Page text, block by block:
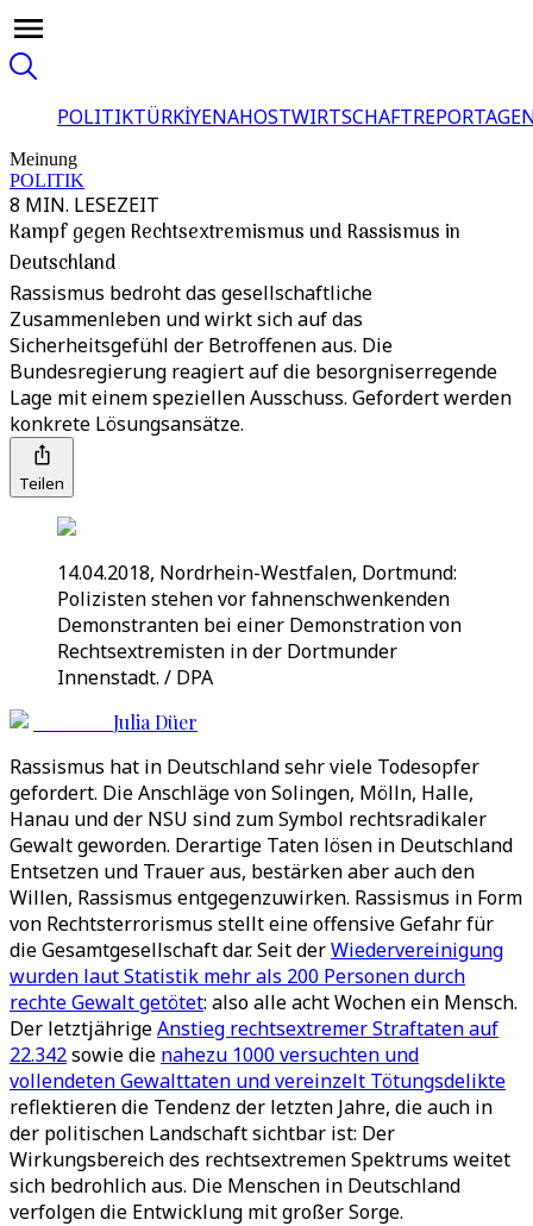
POLITIKTÜRKİYENAHOSTWIRTSCHAFT
Meinung
POLITIK
8 MIN. LESEZEIT
Kampf gegen Rechtsextremismus und Rassismus in
Deutschland
Rassismus bedroht das gesellschaftliche
Zusammenleben und wirkt sich auf das
Sicherheitsgefühl der Betroffenen aus. Die
Bundesregierung reagiert auf die besorgniserregende
Lage mit einem speziellen Ausschuss. Gefordert werden
konkrete Lösungsansätze.
Teilen
14.04.2018, Nordrhein-Westfalen, Dortmund:
Polizisten stehen vor fahnenschwenkenden
Demonstranten bei einer Demonstration von
Rechtsextremisten in der Dortmunder
Innenstadt. / DPA
Julia Düer
Rassismus hat in Deutschland sehr viele Todesopfer
gefordert. Die Anschläge von Solingen, Mölln, Halle,
Hanau und der NSU sind zum Symbol rechtsradikaler
Gewalt geworden. Derartige Taten lösen in Deutschland
Entsetzen und Trauer aus, bestärken aber auch den
Willen, Rassismus entgegenzuwirken. Rassismus in Form
von Rechtsterrorismus stellt eine offensive Gefahr für
die Gesamtgesellschaft dar. Seit derWiedervereinigung
wurden laut Statistik mehr als 200 Personen durch
rechte Gewalt getötet: also alle acht Wochen ein Mensch.
Der letztjährigeAnstieg rechtsextremer Straftaten auf
22.342sowie die nahezu 1000 versuchten und
vollendeten Gewalttaten und vereinzelt Tötungsdelikte
reflektieren die Tendenz der letzten Jahre, die auch in
der politischen Landschaft sichtbar ist: Der
Wirkungsbereich des rechtsextremen Spektrums weitet
sich bedrohlich aus. Die Menschen in Deutschland
verfolgen die Entwicklung mit großer Sorge.